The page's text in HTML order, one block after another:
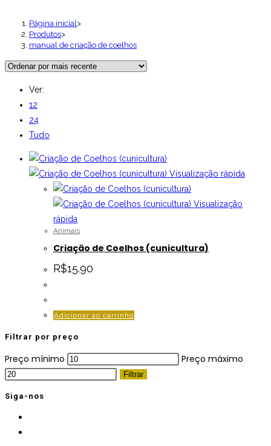
Página inicial >
Produtos>
manual de criação de coelhos
Ver:
12
24
Tudo
Visualização rápida
Visualização
rápida
Animais
Criação de Coelhos (cunicultura)
R$15.90
Adicionar ao carrinho
Filtrar por preço
Preço mínimo Preço máximo
Filtrar
Siga-nos